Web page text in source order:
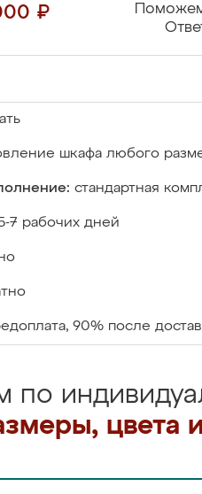
₽
Поможем
шкафа любого
стандартная
7 рабочих дней
90% после
по
цвета